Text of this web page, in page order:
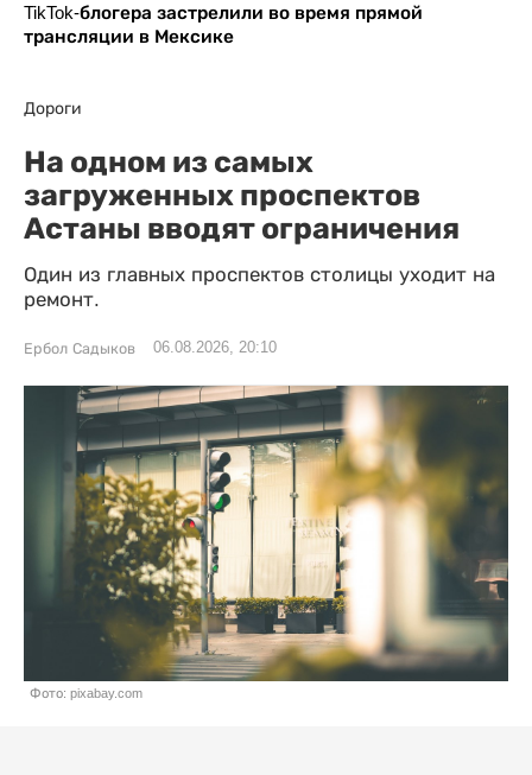
TikTok-блогера застрелили во время прямой
трансляции в Мексике
Дороги
На одном из самых
загруженных проспектов
Астаны вводят ограничения
Один из главных проспектов столицы уходит на
ремонт.
Ербол Садыков 06.08.2026, 20:10
Фото: pixabay.com